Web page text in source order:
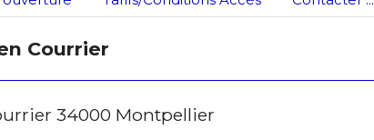
Courrier
34000 Montpellier